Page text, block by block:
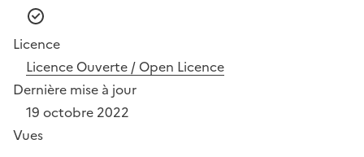
Licence
Licence Ouverte / Open Licence
Dernière mise à jour
19 octobre 2022
Vues